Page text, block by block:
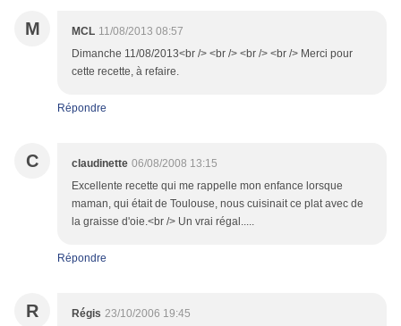
M MCL 11/08/2013 08:57
Dimanche 11/08/2013<br /> <br /> <br /> <br /> Merci pour
cette recette, à refaire.
Répondre
C claudinette 06/08/2008 13:15
Excellente recette qui me rappelle mon enfance lorsque
maman, qui était de Toulouse, nous cuisinait ce plat avec de
la graisse d'oie.<br /> Un vrai régal.....
Répondre
R Régis 23/10/2006 19:45